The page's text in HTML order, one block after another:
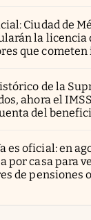
Ciudad de
la licencia
que
de la
ahora el
del
es oficial: en
por casa para
de pensiones